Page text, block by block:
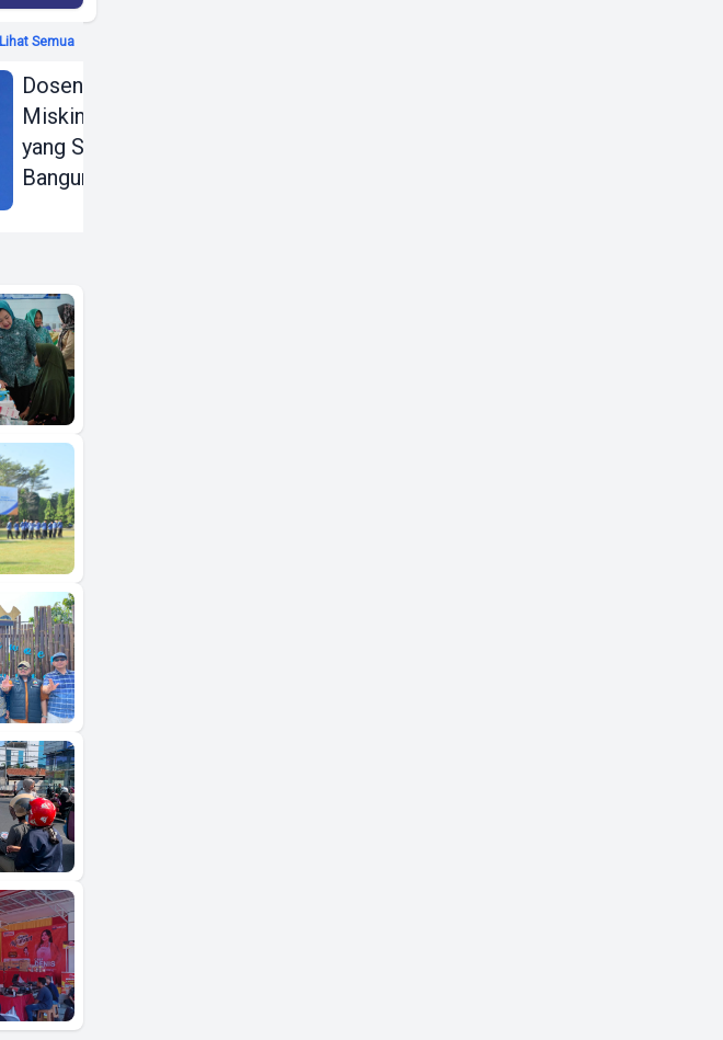
Lihat Semua
Dosen dan Guru Kita
Miskin, Lalu Siapa
yang Sedang Kita
Bangun?